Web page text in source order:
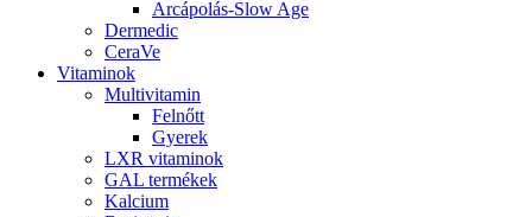
Arcápolás-Slow Age
Dermedic
CeraVe
Vitaminok
Multivitamin
Felnőtt
Gyerek
LXR vitaminok
GAL termékek
Kalcium